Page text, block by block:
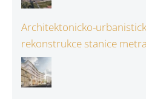
Architektonicko-
rekonstrukce stanice